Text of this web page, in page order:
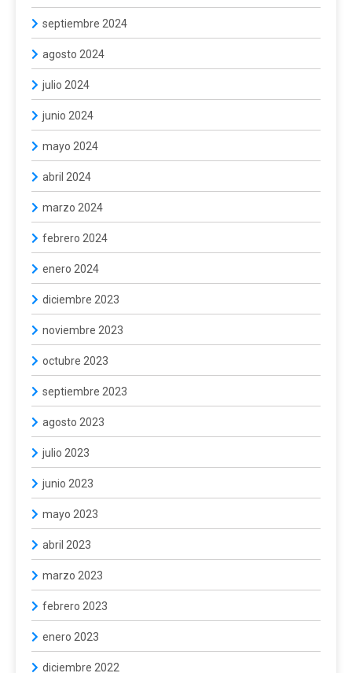
septiembre 2024
agosto 2024
julio 2024
junio 2024
mayo 2024
abril 2024
marzo 2024
febrero 2024
enero 2024
diciembre 2023
noviembre 2023
octubre 2023
septiembre 2023
agosto 2023
julio 2023
junio 2023
mayo 2023
abril 2023
marzo 2023
febrero 2023
enero 2023
diciembre 2022